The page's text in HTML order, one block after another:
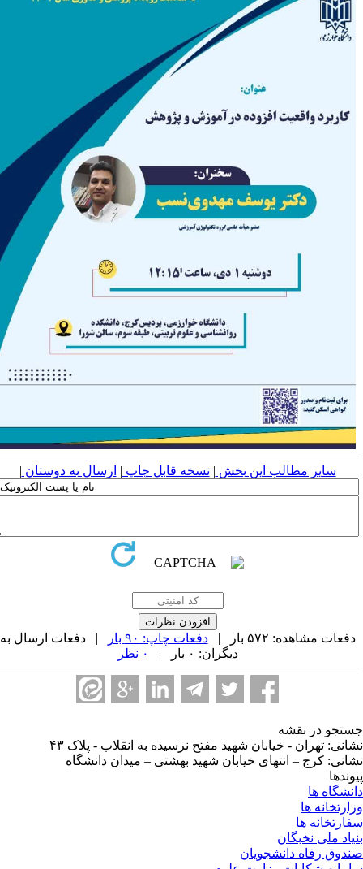
سایر مطالب این بخش | نسخه قابل چاپ| ارسال به دوستان|
دفعات مشاهده: ۵۷۲ بار | دفعات چاپ: ۹۰ بار
| دفعات ارسال به
دیگران: ۰ بار |
در نقشه
تهران - خیابان شهید مفتح نرسیده به انقلاب - پلاک ۴۳
کرج – انتهای خیابان شهید بهشتی – میدان دانشگاه
ها
ها
ها
ملی نخبگان
رفاه دانشجویان